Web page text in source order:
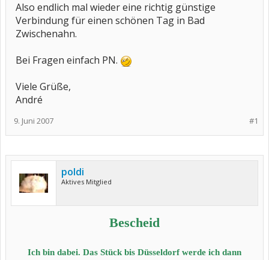
Also endlich mal wieder eine richtig günstige
Verbindung für einen schönen Tag in Bad
Zwischenahn.
Bei Fragen einfach PN.
Viele Grüße,
André
#1
9. Juni 2007
poldi
Aktives Mitglied
Bescheid
Ich bin dabei. Das Stück bis Düsseldorf werde ich dann